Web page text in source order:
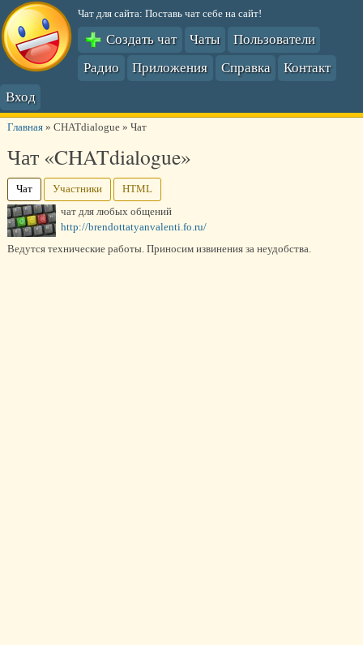
Чат для сайта: Поставь чат себе на сайт!
Создать чат Чаты
Пользователи
Радио
Приложения Справка
Контакт
Вход
Главная» CHATdialogue» Чат
Чат «CHATdialogue»
Чат Участники
HTML
чат для любых общений
http://brendottatyanvalenti.fo.ru/